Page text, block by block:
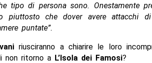
tipo di persona sono. Onestamente
piuttosto che dover avere attacchi
puntate”.
riusciranno a chiarire le loro
non ritorno a L’Isola dei Famosi?